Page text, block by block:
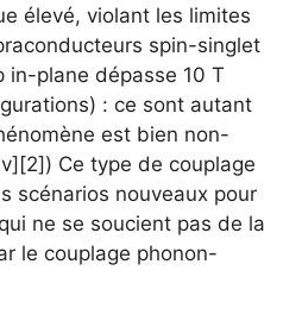
élevé, violant les limites
spin-singlet
in-plane dépasse 10 T
: ce sont autant
est bien non-
Ce type de couplage
scénarios nouveaux pour
ne se soucient pas de la
le couplage phonon-